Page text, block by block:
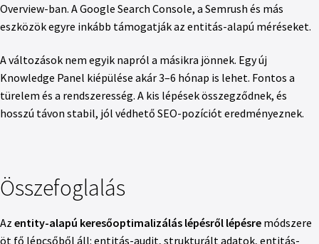
Overview-ban. A Google Search Console, a Semrush és más
eszközök egyre inkább támogatják az entitás-alapú méréseket.
A változások nem egyik napról a másikra jönnek. Egy új
Knowledge Panel kiépülése akár 3–6 hónap is lehet. Fontos a
türelem és a rendszeresség. A kis lépések összegződnek, és
hosszú távon stabil, jól védhető SEO-pozíciót eredményeznek.
Összefoglalás
Az entity-alapú keresőoptimalizálás lépésről lépésre módszere
öt fő lépcsőből áll: entitás-audit, strukturált adatok, entitás-